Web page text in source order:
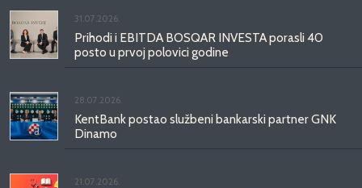
31.07.2026.
Prihodi i EBITDA BOSQAR INVESTA porasli 40
posto u prvoj polovici godine
28.07.2026.
KentBank postao službeni bankarski partner GNK
Dinamo
21.07.2026.